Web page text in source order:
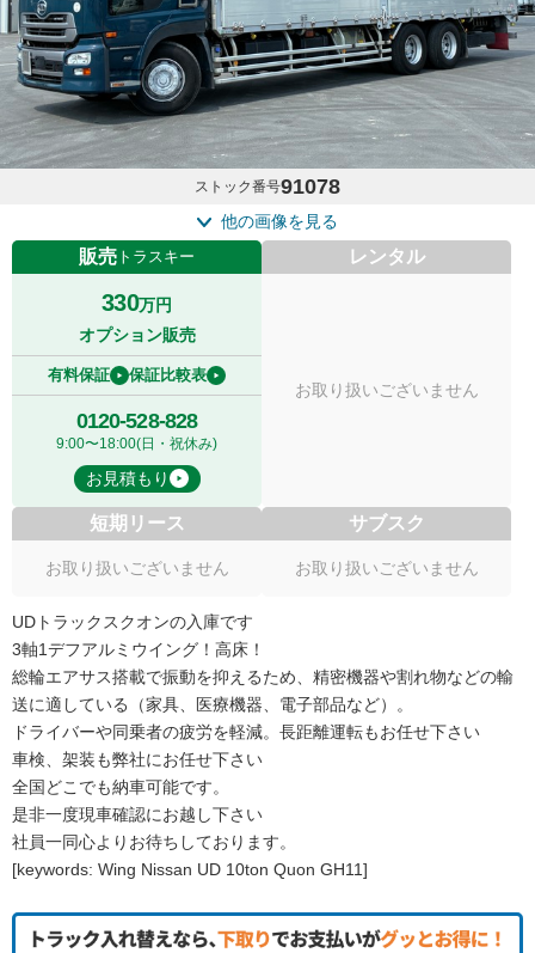
ストック番号91078
他の画像を見る
販売 トラスキー
330万円
オプション販売
有料保証 保証比較表
0120-528-828
9:00〜18:00(日・祝休み)
お見積もり
レンタル
お取り扱いございません
短期リース
お取り扱いございません
サブスク
お取り扱いございません
UDトラックスクオンの入庫です
3軸1デフアルミウイング！高床！
総輪エアサス搭載で振動を抑えるため、精密機器や割れ物などの輸
送に適している（家具、医療機器、電子部品など）。
ドライバーや同乗者の疲労を軽減。長距離運転もお任せ下さい
車検、架装も弊社にお任せ下さい
全国どこでも納車可能です。
是非一度現車確認にお越し下さい
社員一同心よりお待ちしております。
[keywords: Wing Nissan UD 10ton Quon GH11]